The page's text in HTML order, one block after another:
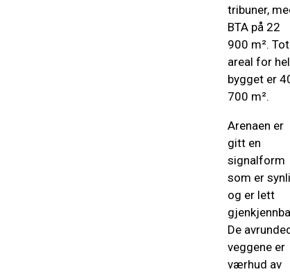
tribuner,
BTA på 22
900 m².
areal for
bygget er
700 m².
Arenaen er
gitt en
signalform
som er
og er lett
De
veggene er
værhud av